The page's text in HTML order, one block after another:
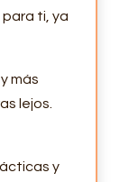
ti, ya
más
lejos.
y